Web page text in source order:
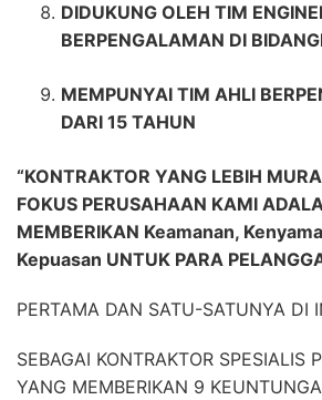
DIDUKUNG OLEH TIM
BERPENGALAMAN DI
MEMPUNYAI TIM AHLI
DARI 15 TAHUN
“KONTRAKTOR YANG LEBIH
FOKUS PERUSAHAAN KAMI
MEMBERIKAN Keamanan,
Kepuasan UNTUK PARA
PERTAMA DAN SATU-SATUNYA DI
SEBAGAI KONTRAKTOR SPESIALIS
YANG MEMBERIKAN 9